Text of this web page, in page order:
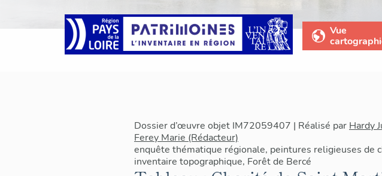
Vue
Dossier d’œuvre objet IM72059407 | Réalisé par Hardy
Ferey Marie (Rédacteur)
enquête thématique régionale, peintures religieuses de
inventaire topographique, Forêt de Bercé